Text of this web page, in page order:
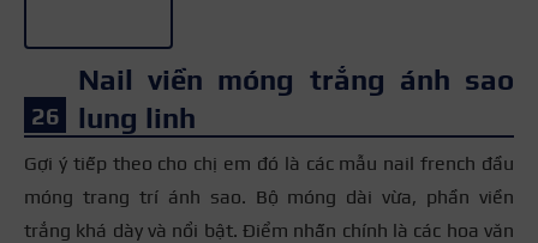
Nail viền móng trắng ánh sao
lung linh
Gợi ý tiếp theo cho chị em đó là các mẫu nail french đầu
móng trang trí ánh sao. Bộ móng dài vừa, phần viền
trắng khá dày và nổi bật. Điểm nhấn chính là các hoa văn